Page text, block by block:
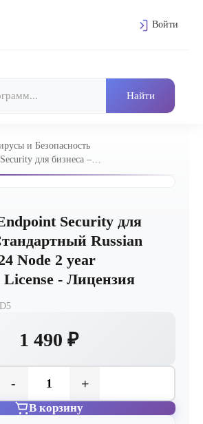
Войти
и Безопасность
для бизнеса –
Лицензия
Security для
Russian
Node 2 year
- Лицензия
1 490 ₽
- +
В корзину